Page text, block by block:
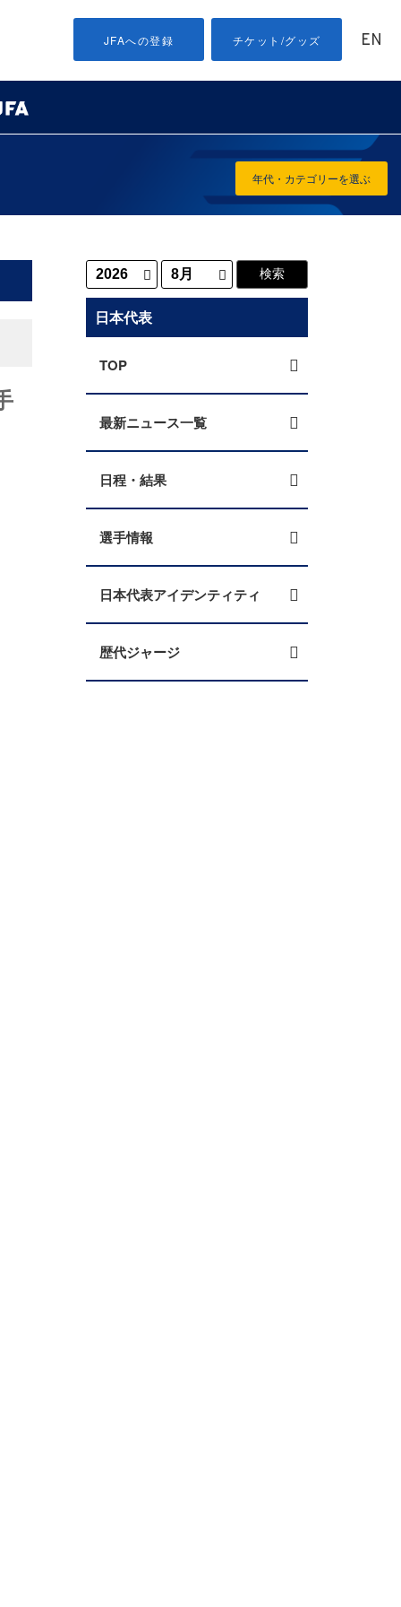
JFAへの登録 チケット/グッズ EN
年代・カテゴリーを選ぶ
日本代表
TOP
最新ニュース一覧
日程・結果
選手情報
日本代表アイデンティティ
歴代ジャージ